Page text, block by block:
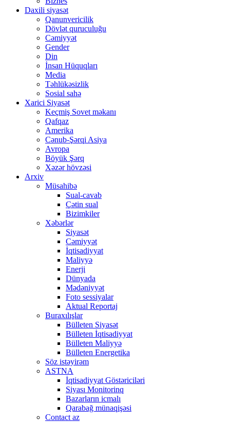
Daxili siyasət
Qanunvericilik
Dövlət quruculuğu
Cəmiyyət
Gender
Din
İnsan Hüquqları
Media
Təhlükəsizlik
Sosial sahə
Xarici Siyasət
Keçmiş Sovet məkanı
Qafqaz
Amerika
Cənub-Şərqi Asiya
Avropa
Böyük Şərq
Xəzər hövzəsi
Arxiv
Müsahibə
Sual-cavab
Çətin sual
Bizimkiler
Xəbərlər
Siyasət
Cəmiyyət
İqtisadiyyat
Maliyyə
Enerji
Dünyada
Mədəniyyət
Foto sessiyalar
Aktual Reportaj
Buraxılışlar
Bülleten Siyasət
Bülleten İqtisadiyyat
Bülleten Maliyyə
Bülleten Energetika
Söz istəyirəm
ASTNA
İqtisadiyyat Göstəriciləri
Siyası Monitorinq
Bazarların icmalı
Qarabağ münaqişəsi
Contact az